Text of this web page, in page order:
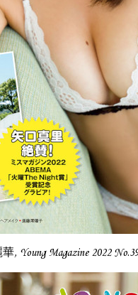
華, Young Magazine 2022